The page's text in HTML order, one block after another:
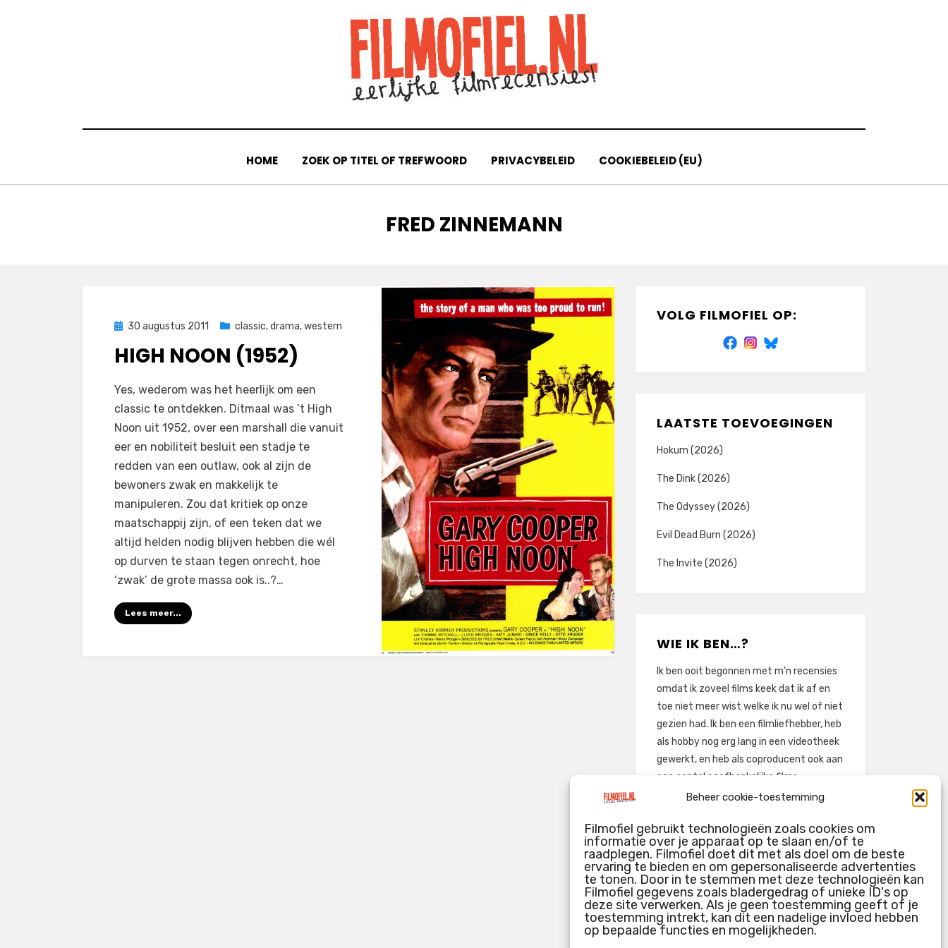
Beheer cookie-toestemming
Filmofiel gebruikt technologieën zoals cookies om
informatie over je apparaat op te slaan en/of te
raadplegen. Filmofiel doet dit met als doel om de beste
ervaring te bieden en om gepersonaliseerde advertenties
te tonen. Door in te stemmen met deze technologieën kan
Filmofiel gegevens zoals bladergedrag of unieke ID's op
deze site verwerken. Als je geen toestemming geeft of je
toestemming intrekt, kan dit een nadelige invloed hebben
op bepaalde functies en mogelijkheden.
HOME ZOEK OP TITEL OF TREFWOORD PRIVACYBELEID COOKIEBELEID (EU)
TAG
:
FRED ZINNEMANN
Geplaatst
30 augustus 2011 classic,drama,western
HIGH NOON (1952)
doorFilmofiel.nl
1 reactieop
High
Yes, wederom was het heerlijk om een
classic te ontdekken. Ditmaal was ’t High
Noon uit 1952, over een marshall die vanuit
eer en nobiliteit besluit een stadje te
redden van een outlaw, ook al zijn de
bewoners zwak en makkelijk te
manipuleren. Zou dat kritiek op onze
maatschappij zijn, of een teken dat we
altijd helden nodig blijven hebben die wél
op durven te staan tegen onrecht, hoe
‘zwak’ de grote massa ook is..?…
Lees meer...
VOLG FILMOFIEL OP:
LAATSTE TOEVOEGINGEN
Hokum (2026)
The Dink (2026)
The Odyssey (2026)
Evil Dead Burn (2026)
The Invite (2026)
WIE IK BEN…?
Ik ben ooit begonnen met m’n recensies
omdat ik zoveel films keek dat ik af en
toe niet meer wist welke ik nu wel of niet
gezien had. Ik ben een filmliefhebber, heb
als hobby nog erg lang in een videotheek
gewerkt, en heb als coproducent ook aan
een aantal onafhankelijke films
meegewerkt.
pretentieloze uitbreidingen van m’n
voormalige ‘videotheek-geouwehoer’,
aangevuld met een groeiende kennis
over de kunde én de kunst van het
maken van film.